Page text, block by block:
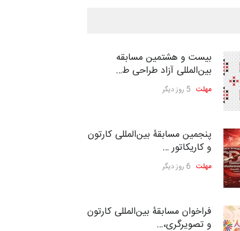
بیست و هشتمین مسابقه
بین‌المللی آزاد طراحی ط…
مهلت 5 روز دیگر
پنجمین مسابقۀ بین‌المللی کارتون
و کاریکاتور …
مهلت 6 روز دیگر
فراخوان مسابقۀ بین‌المللی کارتون
و تصویرگری،…